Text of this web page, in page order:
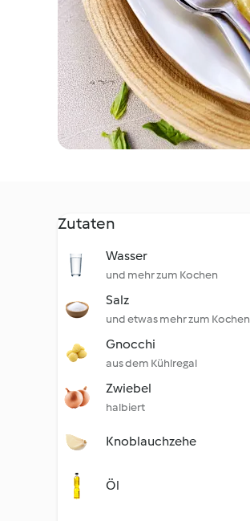
Zutaten
Wasser
und mehr zum Kochen
Salz
und etwas mehr zum Kochen
Gnocchi
aus dem Kühlregal
Zwiebel
halbiert
Knoblauchzehe
Öl